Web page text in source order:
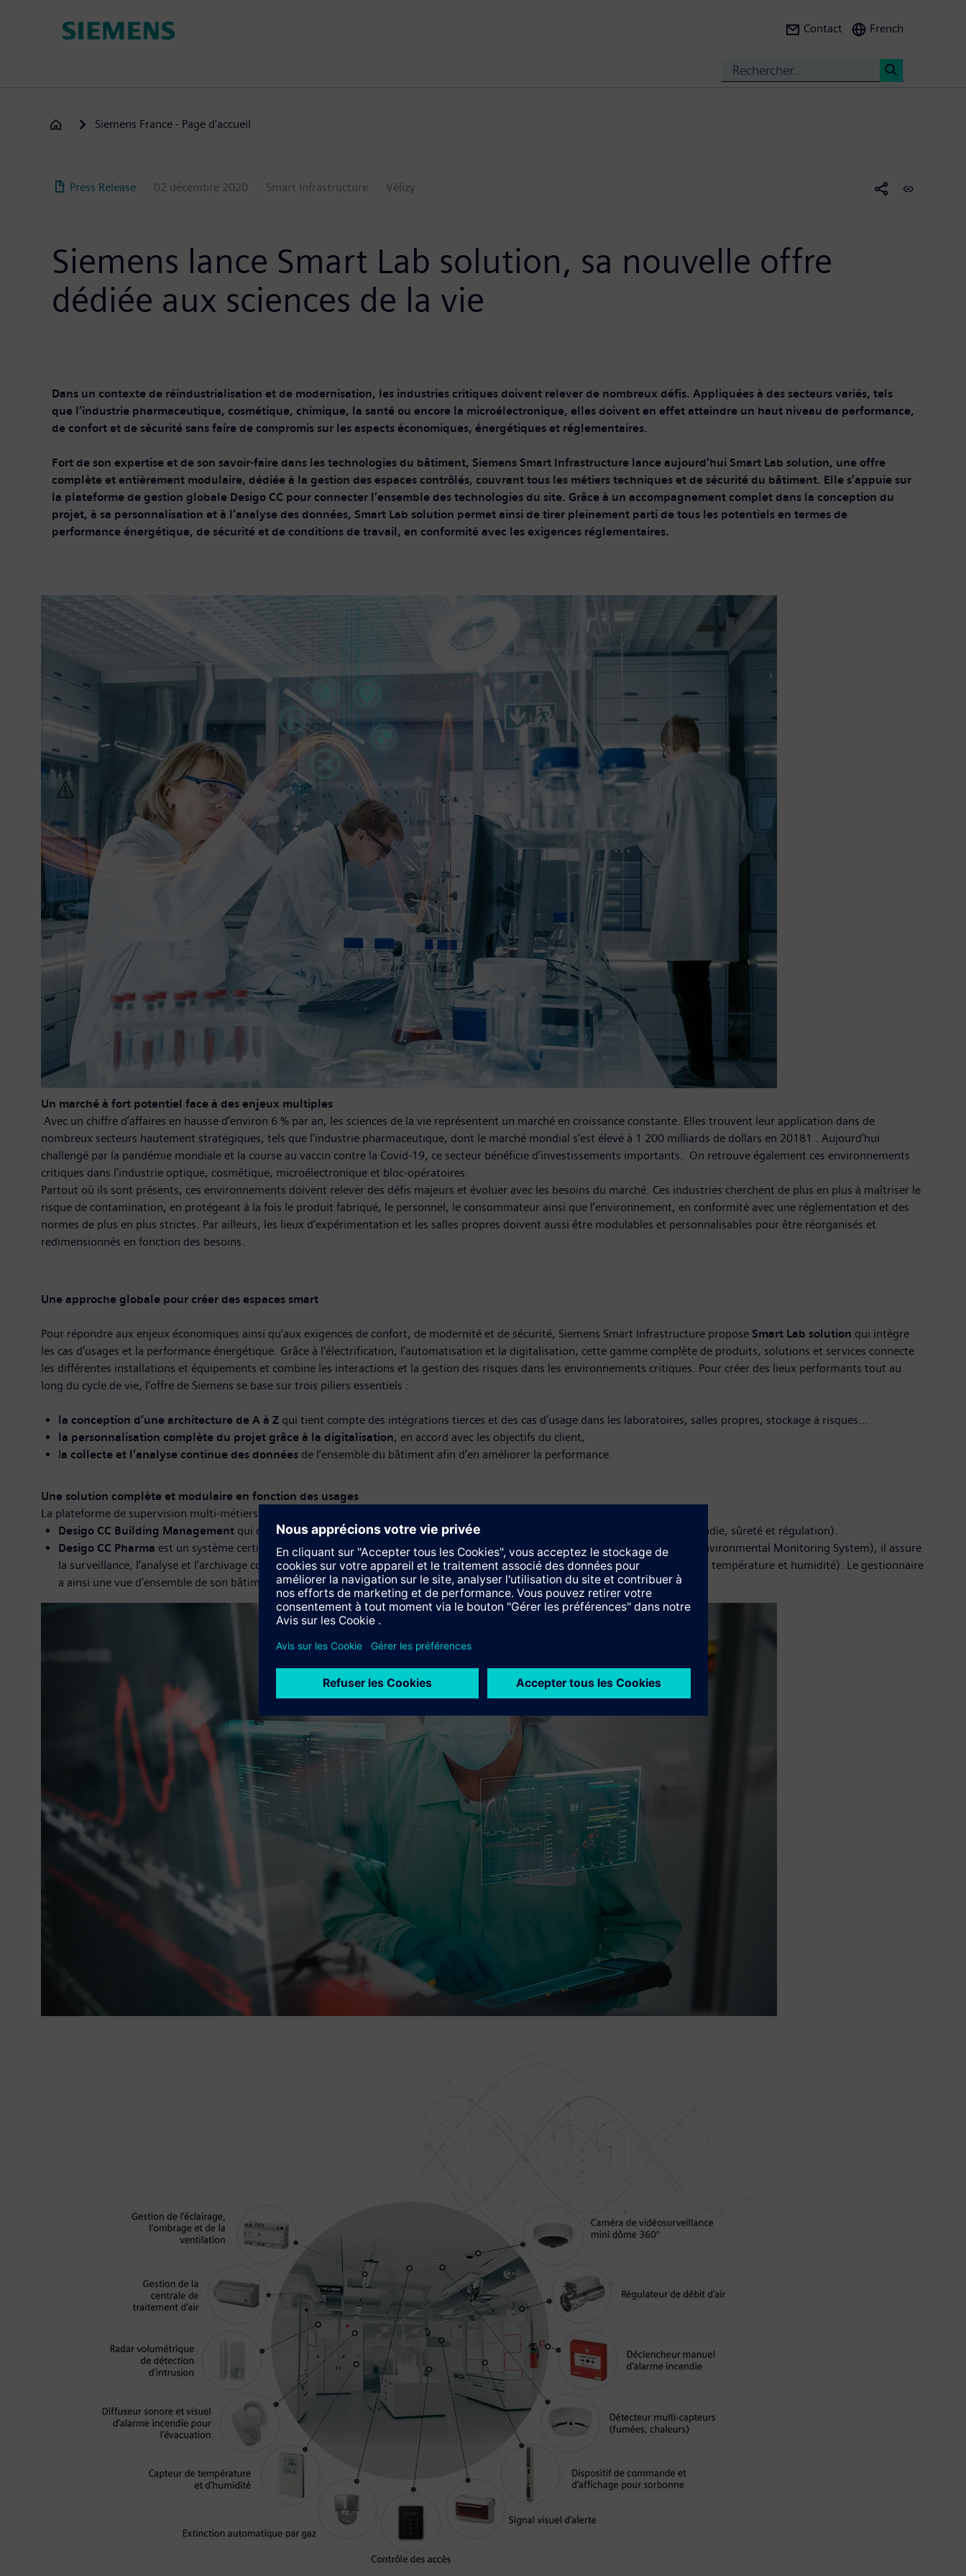
Contact French
Siemens France - Page d'accueil
Press Release 02 décembre 2020 Smart Infrastructure Vélizy
Siemens lance Smart Lab solution, sa nouvelle offre
dédiée aux sciences de la vie
Dans un contexte de réindustrialisation et de modernisation, les industries critiques doivent relever de nombreux défis. Appliquées à des secteurs variés, tels
que l’industrie pharmaceutique, cosmétique, chimique, la santé ou encore la microélectronique, elles doivent en effet atteindre un haut niveau de performance,
de confort et de sécurité sans faire de compromis sur les aspects économiques, énergétiques et réglementaires.
Fort de son expertise et de son savoir-faire dans les technologies du bâtiment, Siemens Smart Infrastructure lance aujourd’hui Smart Lab solution, une offre
complète et entièrement modulaire, dédiée à la gestion des espaces contrôlés, couvrant tous les métiers techniques et de sécurité du bâtiment. Elle s’appuie sur
la plateforme de gestion globale Desigo CC pour connecter l’ensemble des technologies du site. Grâce à un accompagnement complet dans la conception du
projet, à sa personnalisation et à l’analyse des données, Smart Lab solution permet ainsi de tirer pleinement parti de tous les potentiels en termes de
performance énergétique, de sécurité et de conditions de travail, en conformité avec les exigences réglementaires.
Un marché à fort potentiel face à des enjeux multiples
Avec un chiffre d’affaires en hausse d’environ 6 % par an, les sciences de la vie représentent un marché en croissance constante. Elles trouvent leur application dans de
nombreux secteurs hautement stratégiques, tels que l’industrie pharmaceutique, dont le marché mondial s’est élevé à 1 200 milliards de dollars en 20181 . Aujourd’hui
challengé par la pandémie mondiale et la course au vaccin contre la Covid-19, ce secteur bénéficie d’investissements importants. On retrouve également ces environnements
critiques dans l’industrie optique, cosmétique, microélectronique et bloc-opératoires.
Partout où ils sont présents, ces environnements doivent relever des défis majeurs et évoluer avec les besoins du marché. Ces industries cherchent de plus en plus à maîtriser le
risque de contamination, en protégeant à la fois le produit fabriqué, le personnel, le consommateur ainsi que l’environnement, en conformité avec une réglementation et des
normes de plus en plus strictes. Par ailleurs, les lieux d’expérimentation et les salles propres doivent aussi être modulables et personnalisables pour être réorganisés et
redimensionnés en fonction des besoins.
Une approche globale pour créer des espaces smart
Pour répondre aux enjeux économiques ainsi qu’aux exigences de confort, de modernité et de sécurité, Siemens Smart Infrastructure propose Smart Lab solution qui intègre
les cas d’usages et la performance énergétique. Grâce à l’électrification, l’automatisation et la digitalisation, cette gamme complète de produits, solutions et services connecte
les différentes installations et équipements et combine les interactions et la gestion des risques dans les environnements critiques. Pour créer des lieux performants tout au
long du cycle de vie, l’offre de Siemens se base sur trois piliers essentiels :
la conception d’une architecture de A à Z qui tient compte des intégrations tierces et des cas d’usage dans les laboratoires, salles propres, stockage à risques…
la personnalisation complète du projet grâce à la digitalisation, en accord avec les objectifs du client,
la collecte et l’analyse continue des données de l’ensemble du bâtiment afin d’en améliorer la performance.
Une solution complète et modulaire en fonction des usages
La plateforme de supervision multi-métiers Desigo CC comporte 2 parties :
Desigo CC Building Management qui centralise, pilote et adapte toutes les installations techniques et de sécurité (sécurité incendie, sûreté et régulation).
Desigo CC Pharma est un système certifié qui respecte les normes GMP et 21 CFR Part11. Pour répondre aux besoins de l’EMS (Environmental Monitoring System), il assure
la surveillance, l’analyse et l’archivage continu des paramètres critiques (débit d’air, pression ambiante, particules en suspensions, température et humidité). Le gestionnaire
a ainsi une vue d’ensemble de son bâtiment et peut accéder à tous les détails du système en un clic.